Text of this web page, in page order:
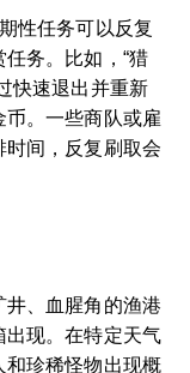
性任务可以反复
务。比如，“猎
快速退出并重新
。一些商队或雇
间，反复刷取会
、血腥角的渔港
出现。在特定天气
和珍稀怪物出现概